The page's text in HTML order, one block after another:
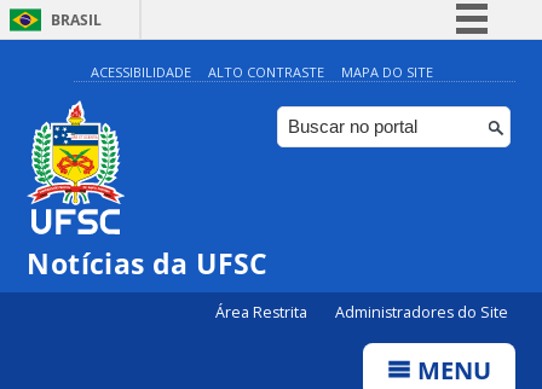
BRASIL
Simplifique!
Comunica BR
Participe
ACESSIBILIDADE ALTO CONTRASTE MAPA DO SITE
Notícias da UFSC
Área Restrita Administradores do Site
MENU